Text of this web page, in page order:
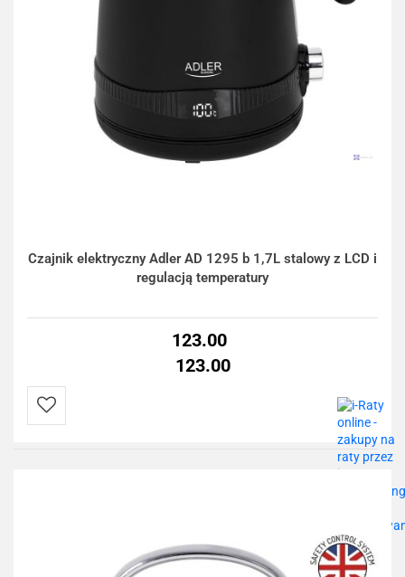
Czajnik elektryczny Adler AD 1295 b 1,7L stalowy z LCD i
regulacją temperatury
123.00
123.00
Do